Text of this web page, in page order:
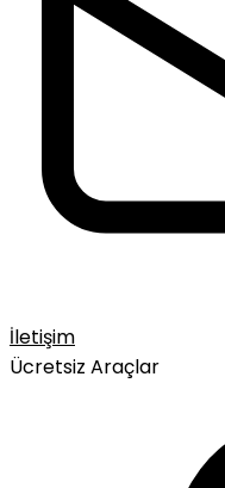
İletişim
Ücretsiz Araçlar